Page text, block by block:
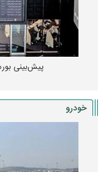
پیش‌بینی بورس
خودرو